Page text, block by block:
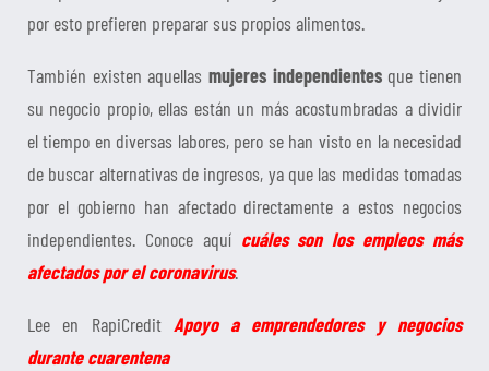
por esto prefieren preparar sus propios alimentos.
También existen aquellas mujeres independientesque tienen
su negocio propio, ellas están un más acostumbradas a dividir
el tiempo en diversas labores, pero se han visto en la necesidad
de buscar alternativas de ingresos, ya que las medidas tomadas
por el gobierno han afectado directamente a estos negocios
independientes. Conoce aquí cuáles son los empleos más
afectados por el coronavirus.
Lee en RapiCredit Apoyo a emprendedores y negocios
durante cuarentena